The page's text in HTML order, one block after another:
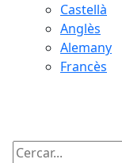
Castellà
Anglès
Alemany
Francès